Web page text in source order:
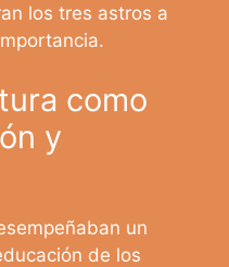
los tres astros a
como
y
un
de los